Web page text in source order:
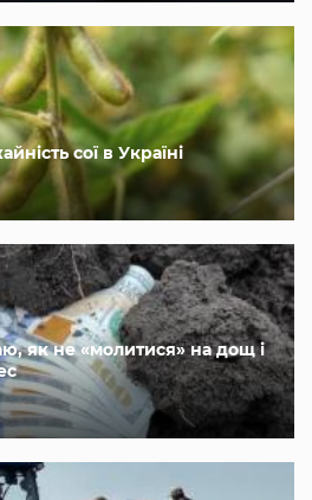
сої в Україні
як не «молитися» на дощ і